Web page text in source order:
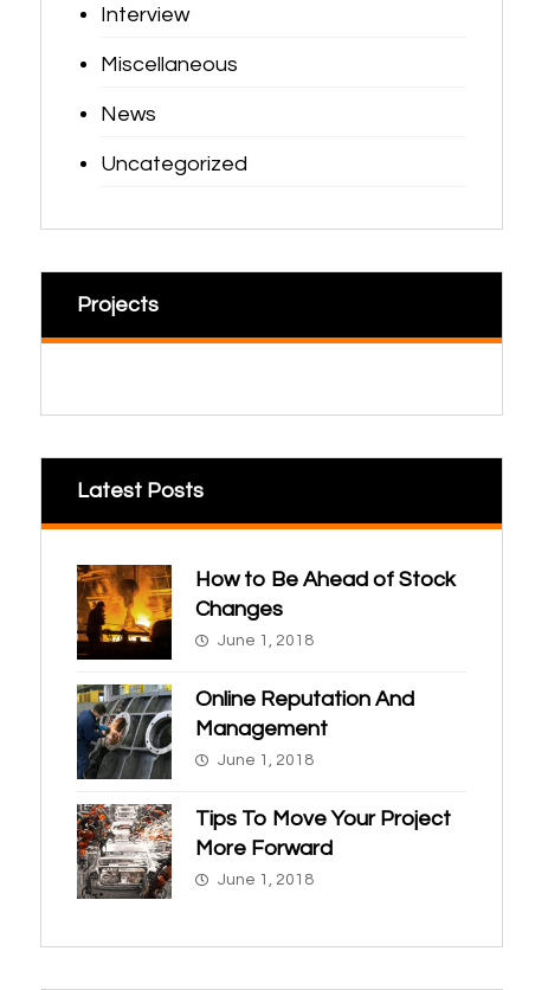
Interview
Miscellaneous
News
Uncategorized
Projects
Latest Posts
How to Be Ahead of Stock
Changes
June 1, 2018
Online Reputation And
Management
June 1, 2018
Tips To Move Your Project
More Forward
June 1, 2018